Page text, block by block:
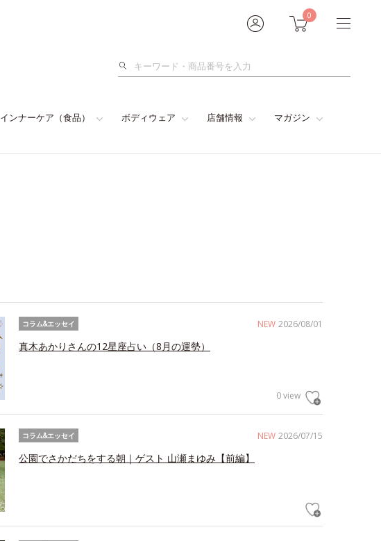
0
検
インナーケア（食品） ボディウェア 店舗情報 マガジン
NEW 2026/08/01
コラム&エッセイ
真木あかりさんの12星座占い（8月の運勢）
0 view
NEW 2026/07/15
コラム&エッセイ
公園でさかだちをする朝｜ゲスト 山瀬まゆみ【前編】